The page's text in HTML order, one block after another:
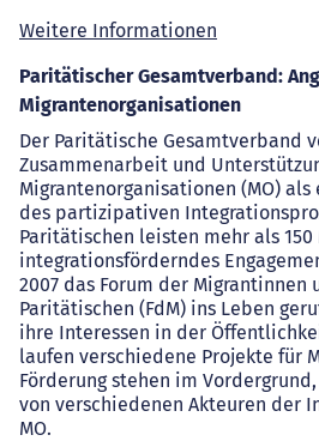
Weitere Informationen
Paritätischer Gesamtverband:
Migrantenorganisationen
Der Paritätische Gesamtverband
Zusammenarbeit und
Migrantenorganisationen (MO)
des partizipativen
Paritätischen leisten mehr als 150
integrationsförderndes
2007 das Forum der Migrantinnen
Paritätischen (FdM) ins Leben
ihre Interessen in der
laufen verschiedene Projekte für
Förderung stehen im
von verschiedenen Akteuren der
MO.